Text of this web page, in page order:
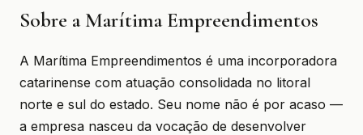
Sobre a Marítima Empreendimentos
A Marítima Empreendimentos é uma incorporadora
catarinense com atuação consolidada no litoral
norte e sul do estado. Seu nome não é por acaso —
a empresa nasceu da vocação de desenvolver